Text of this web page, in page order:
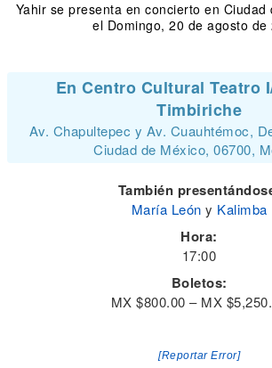
Yahir se presenta en concierto en Ciudad
el Domingo, 20 de agosto de
En Centro Cultural Teatro
Timbiriche
Av. Chapultepec y Av. Cuauhtémoc,
Ciudad de México, 06700,
También
María León y Kalimba
Hora:
17:00
Boletos:
MX $800.00 – MX
[Reportar Error]